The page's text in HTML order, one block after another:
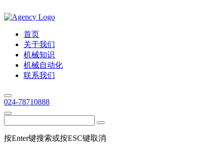
首页
关于我们
机械知识
机械自动化
联系我们
024-78710888
按Enter键搜索或按ESC键取消